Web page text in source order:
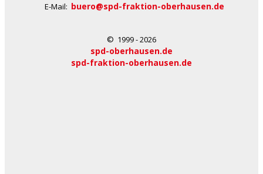
E-Mail: buero@spd-fraktion-oberhausen.de
© 1999 - 2026
spd-oberhausen.de
spd-fraktion-oberhausen.de